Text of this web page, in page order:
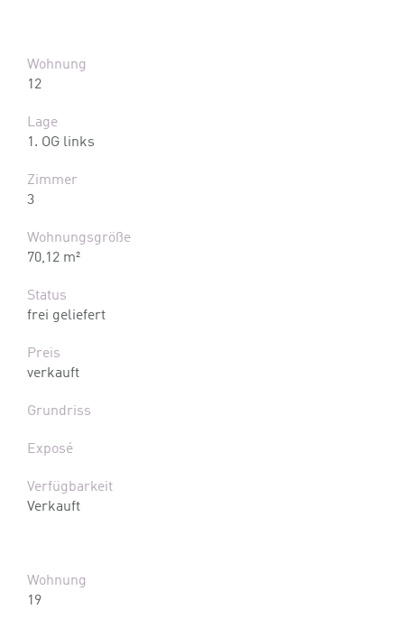
Wohnung
12
Lage
1. OG links
Zimmer
3
Wohnungsgröße
70,12 m²
Status
frei geliefert
Preis
verkauft
Grundriss
Exposé
Verfügbarkeit
Verkauft
Wohnung
19